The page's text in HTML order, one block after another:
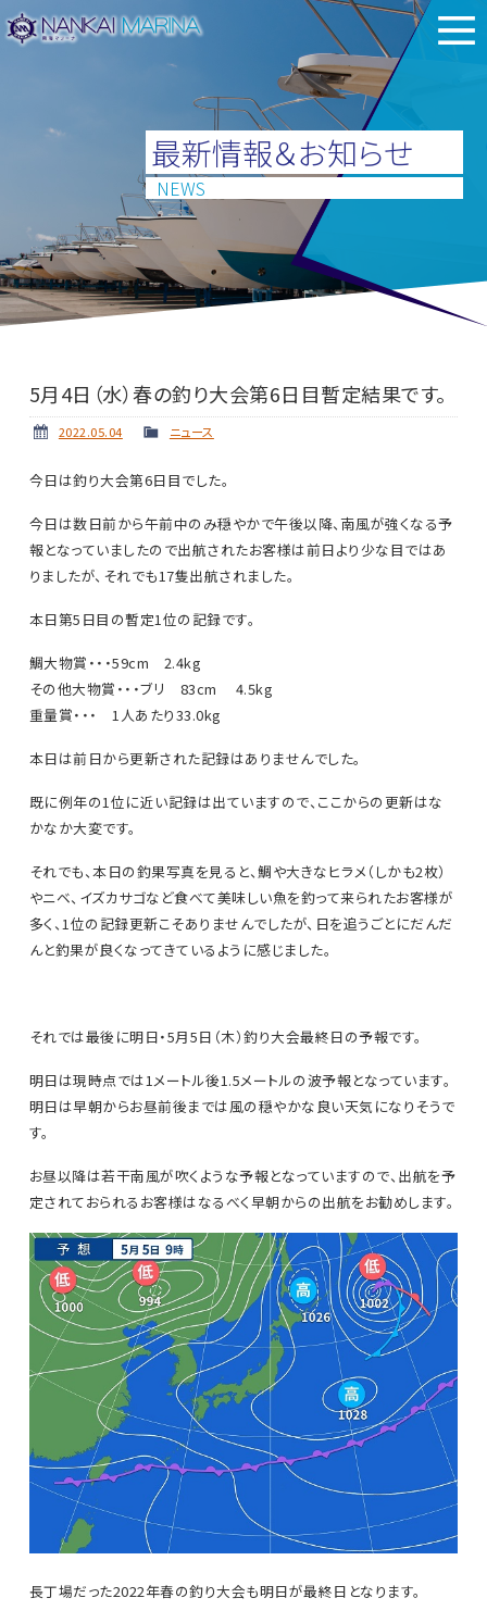
最新情報＆お知らせ
NEWS
5月4日（水）春の釣り大会第6日目暫定結果です。
2022.05.04 ニュース
今日は釣り大会第6日目でした。
今日は数日前から午前中のみ穏やかで午後以降、南風が強くなる予
報となっていましたので出航されたお客様は前日より少な目ではあ
りましたが、それでも17隻出航されました。
本日第5日目の暫定1位の記録です。
鯛大物賞・・・59cm 2.4kg
その他大物賞・・・ブリ 83cm 4.5kg
重量賞・・・ 1人あたり33.0kg
本日は前日から更新された記録はありませんでした。
既に例年の1位に近い記録は出ていますので、ここからの更新はな
かなか大変です。
それでも、本日の釣果写真を見ると、鯛や大きなヒラメ（しかも2枚）
やニベ、イズカサゴなど食べて美味しい魚を釣って来られたお客様が
多く、1位の記録更新こそありませんでしたが、日を追うごとにだんだ
んと釣果が良くなってきているように感じました。
それでは最後に明日・5月5日（木）釣り大会最終日の予報です。
明日は現時点では1メートル後1.5メートルの波予報となっています。
明日は早朝からお昼前後までは風の穏やかな良い天気になりそうで
す。
お昼以降は若干南風が吹くような予報となっていますので、出航を予
定されておられるお客様はなるべく早朝からの出航をお勧めします。
長丁場だった2022年春の釣り大会も明日が最終日となります。